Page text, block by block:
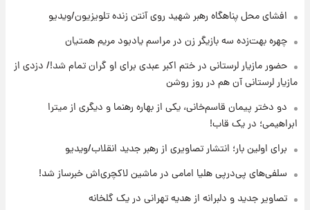
۲۰ ساعت پیش
پی رفتن رامین رضاییان+ عکس
۲۰ ساعت پیش
۲۱ ساعت پیش
با قدرتمندترین و بادوام ترین تانک جهان آشنا
شوید+ فیلم
افشای محل پناهگاه‌ رهبر شهید روی آنتن زنده تلویزیون/ویدیو
چهره بهت‌زده سه بازیگر زن در مراسم یادبود مریم همتیان
حضور مازیار لرستانی در ختم اکبر عبدی برای او گران تمام شد!/ دزدی از
مازیار لرستانی آن هم در روز روشن
دو دختر پیمان قاسم‌خانی، یکی از بهاره رهنما و دیگری از میترا
ابراهیمی؛ در یک قاب!
برای اولین بار؛ انتشار تصاویری از رهبر جدید انقلاب/ویدیو
سلفی‌های پی‌درپی هلیا امامی در ماشین لاکچری‌اش خبرساز شد!
تصاویر جدید و دلبرانه از هدیه تهرانی در یک گلخانه